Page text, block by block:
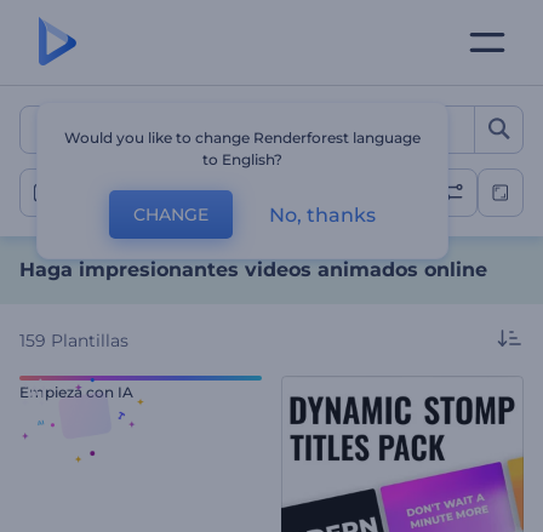
Haga impresionantes
Videos de animación
Haga impresionantes videos animados online
159 Plantillas
Empieza con IA
Would you like to change Renderforest language
to English?
CHANGE No, thanks